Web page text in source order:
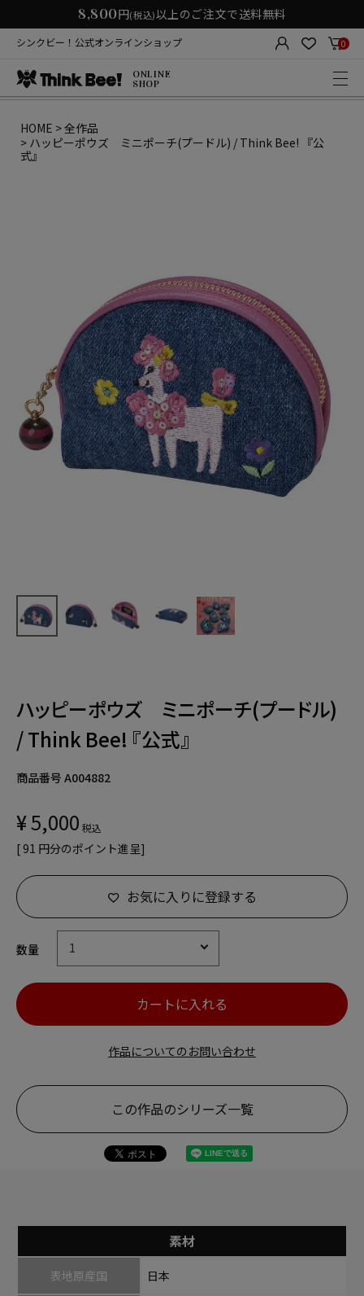
8,800円(税込)以上のご注文で送料無料
シンクビー！公式オンラインショップ 0
ONLINE
SHOP
HOME
全作品
ハッピーポウズ ミニポーチ(プードル) / Think Bee! 『公
式』
ハッピーポウズ ミニポーチ(プードル)
/ Think Bee! 『公式』
商品番号 A004882
¥5,000 税込
[91 円分のポイント進呈]
お気に入りに登録する
カートに入れる
作品についてのお問い合わせ
この作品のシリーズ一覧
素材
表地原産国 日本